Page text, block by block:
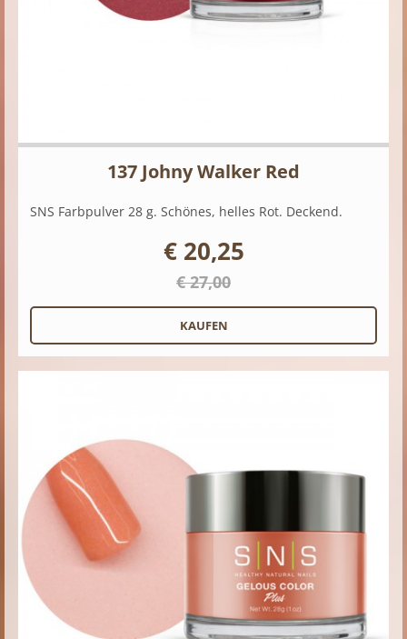
137 Johny Walker Red
SNS Farbpulver 28 g. Schönes, helles Rot. Deckend.
€ 20,25
€ 27,00